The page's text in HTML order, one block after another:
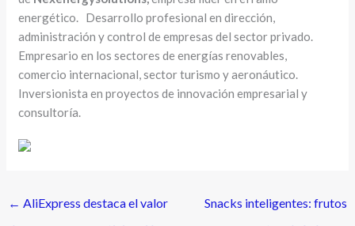
energético. Desarrollo profesional en dirección,
administración y control de empresas del sector privado.
Empresario en los sectores de energías renovables,
comercio internacional, sector turismo y aeronáutico.
Inversionista en proyectos de innovación empresarial y
consultoría.
← AliExpress destaca el valor
Snacks inteligentes: frutos